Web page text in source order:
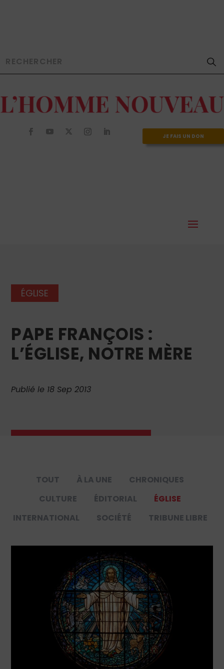
JE FAIS UN DON
ÉGLISE
PAPE FRANÇOIS :
L’ÉGLISE, NOTRE MÈRE
Publié le 18 Sep 2013
TOUT À LA UNE
CHRONIQUES
CULTURE
ÉDITORIAL
ÉGLISE
INTERNATIONAL
SOCIÉTÉ TRIBUNE LIBRE